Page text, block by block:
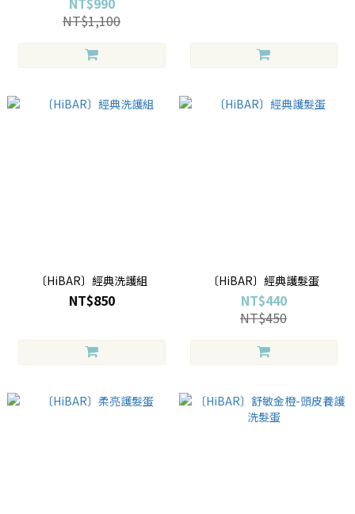
NT$1,100
〔HiBAR〕經典洗護組
NT$850
〔HiBAR〕經典護髮蛋
NT$440
NT$450